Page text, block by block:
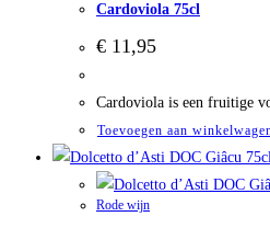
Cardoviola 75cl
€ 11,95
Cardoviola is een fruitige
Toevoegen aan
Rode wijn